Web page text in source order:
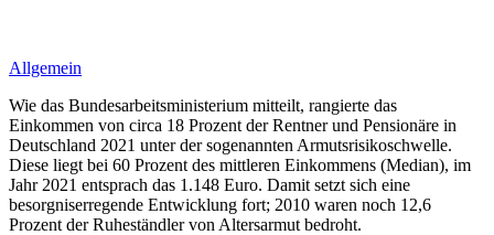
Allgemein
Wie das Bundesarbeitsministerium mitteilt, rangierte das
Einkommen von circa 18 Prozent der Rentner und Pensionäre in
Deutschland 2021 unter der sogenannten Armutsrisikoschwelle.
Diese liegt bei 60 Prozent des mittleren Einkommens (Median), im
Jahr 2021 entsprach das 1.148 Euro. Damit setzt sich eine
besorgniserregende Entwicklung fort; 2010 waren noch 12,6
Prozent der Ruheständler von Altersarmut bedroht.